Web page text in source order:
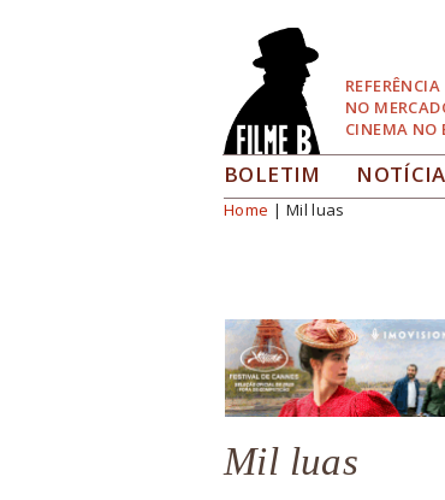
REFERÊNCIA
NO
CINEMA NO
BOLETIM
Você está aqui
Home | Mil luas
Mil luas